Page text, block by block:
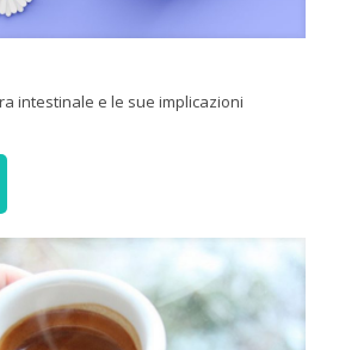
intestinale e le sue implicazioni